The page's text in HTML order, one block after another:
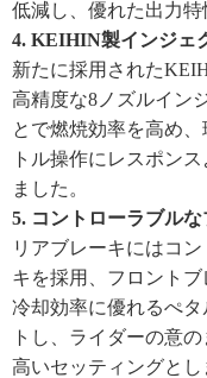
低減し、優れた出力特
4. KEIHIN製インジェ
新たに採用された
高精度な8ノズルイン
とで燃焼効率を高め
トル操作にレスポン
ました。
5. コントローラブル
リアブレーキにはコ
キを採用、フロント
冷却効率に優れるぺ
トし、ライダーの意
高いセッティングとし